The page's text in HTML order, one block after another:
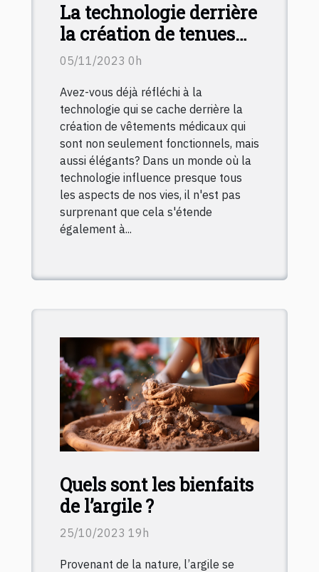
La technologie derrière
la création de tenues
médicales élégantes et
05/11/2023 0h
Avez-vous déjà réfléchi à la
technologie qui se cache derrière la
création de vêtements médicaux qui
sont non seulement fonctionnels, mais
aussi élégants? Dans un monde où la
technologie influence presque tous
les aspects de nos vies, il n'est pas
surprenant que cela s'étende
également à...
Quels sont les bienfaits
de l’argile ?
25/10/2023 19h
Provenant de la nature, l’argile se